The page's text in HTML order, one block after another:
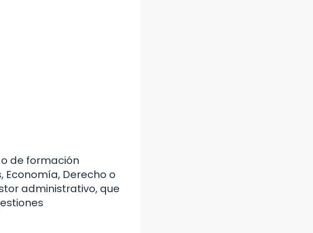
de formación
Economía, Derecho o
administrativo, que